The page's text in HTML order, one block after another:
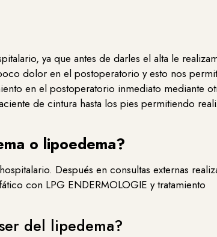
ya que antes de darles el alta le
dolor en el postoperatorio y esto nos
en el postoperatorio inmediato mediante
de cintura hasta los pies permitiendo
o lipoedema?
Después en consultas externas
con LPG ENDERMOLOGIE y tratamiento
del lipedema?